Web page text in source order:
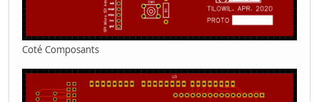
Coté Composants